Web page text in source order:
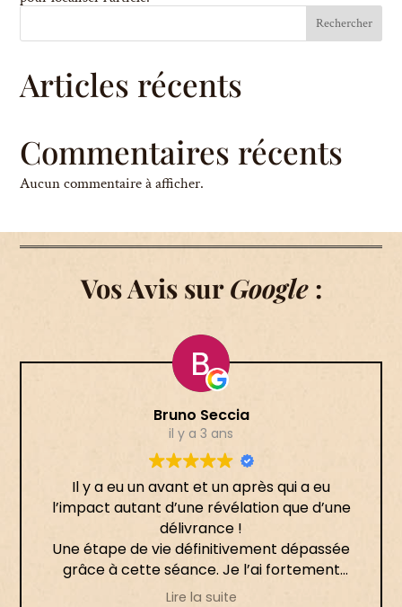
Rechercher
Articles récents
Commentaires récents
Aucun commentaire à afficher.
Vos Avis surGoogle:
Bruno Seccia
il y a 3 ans
Il y a eu un avant et un après qui a eu
l’impact autant d’une révélation que d’une
délivrance !
Une étape de vie définitivement dépassée
grâce à cette séance. Je l’ai fortement
ressenti le jour même, puis les semaines
Lire la suite